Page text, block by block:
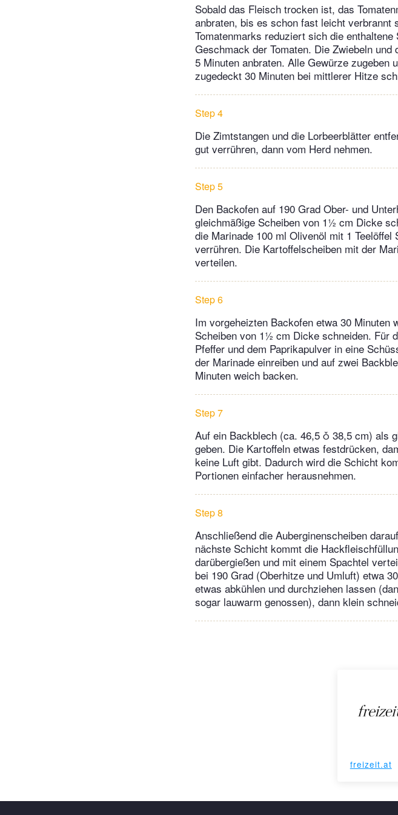
Sobald das Fleisch trocken ist, das
anbraten, bis es schon fast leicht verbrannt
Tomatenmarks reduziert sich die
Geschmack der Tomaten. Die Zwiebeln
5 Minuten anbraten. Alle Gewürze zugeben
zugedeckt 30 Minuten bei mittlerer Hitze
Step 4
Die Zimtstangen und die Lorbeerblätter
gut verrühren, dann vom Herd nehmen.
Step 5
Den Backofen auf 190 Grad Ober- und
gleichmäßige Scheiben von 1½ cm Dicke
die Marinade 100 ml Olivenöl mit 1
verrühren. Die Kartoffelscheiben mit der
verteilen.
Step 6
Im vorgeheizten Backofen etwa 30 Minuten
Scheiben von 1½ cm Dicke schneiden. Für
Pfeffer und dem Paprikapulver in eine
der Marinade einreiben und auf zwei
Minuten weich backen.
Step 7
Auf ein Backblech (ca. 46,5  38,5 cm) als
geben. Die Kartoffeln etwas festdrücken,
keine Luft gibt. Dadurch wird die Schicht
Portionen einfacher herausnehmen.
Step 8
Anschließend die Auberginenscheiben
nächste Schicht kommt die
darübergießen und mit einem Spachtel
bei 190 Grad (Oberhitze und Umluft) etwa
etwas abkühlen und durchziehen lassen
sogar lauwarm genossen), dann klein
freizeit.at